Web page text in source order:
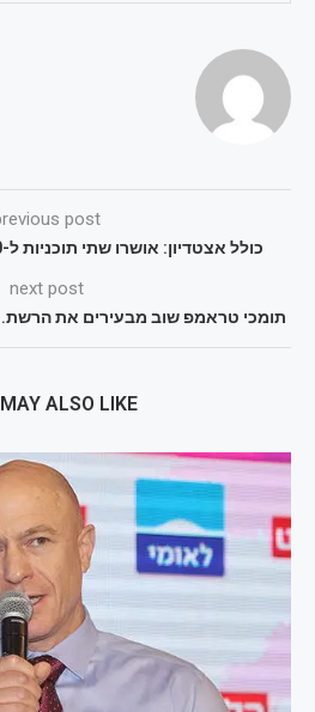
post
כולל אצטדיון: אושרו שתי תוכניות ל-8,600 דירות באור יהודה
next post
תומכי טראמפ שוב מבעירים את הרשת.
ALSO LIKE